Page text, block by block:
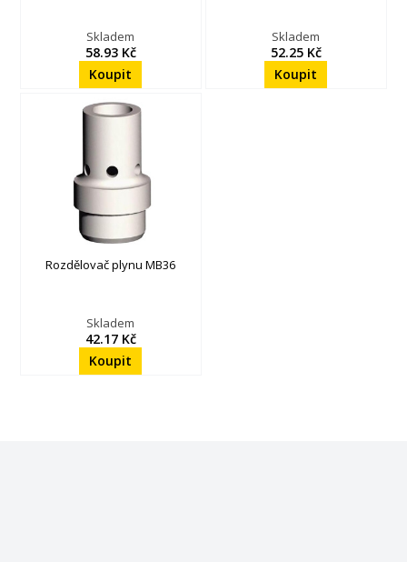
Skladem
58.93 Kč
Skladem
52.25 Kč
Rozdělovač plynu MB36
Skladem
42.17 Kč